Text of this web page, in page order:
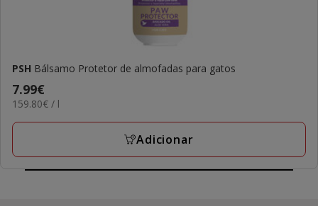
PSH Bálsamo Protetor de almofadas para gatos
Preço
7.99€
7.99€
159.80€
L
159.80€ / l
Adicionar